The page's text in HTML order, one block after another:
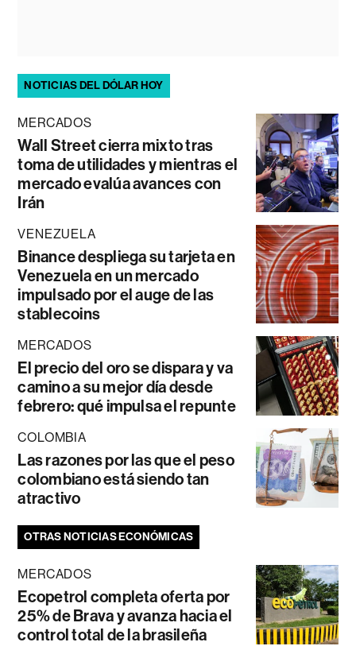
NOTICIAS DEL DÓLAR HOY
MERCADOS
Wall Street cierra mixto tras
toma de utilidades y mientras el
mercado evalúa avances con
Irán
VENEZUELA
Binance despliega su tarjeta en
Venezuela en un mercado
impulsado por el auge de las
stablecoins
MERCADOS
El precio del oro se dispara y va
camino a su mejor día desde
febrero: qué impulsa el repunte
COLOMBIA
Las razones por las que el peso
colombiano está siendo tan
atractivo
OTRAS NOTICIAS ECONÓMICAS
MERCADOS
Ecopetrol completa oferta por
25% de Brava y avanza hacia el
control total de la brasileña